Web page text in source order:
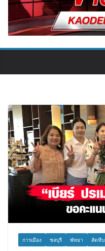
การเมือง ชลบุรี พัทยา สัตหีบ